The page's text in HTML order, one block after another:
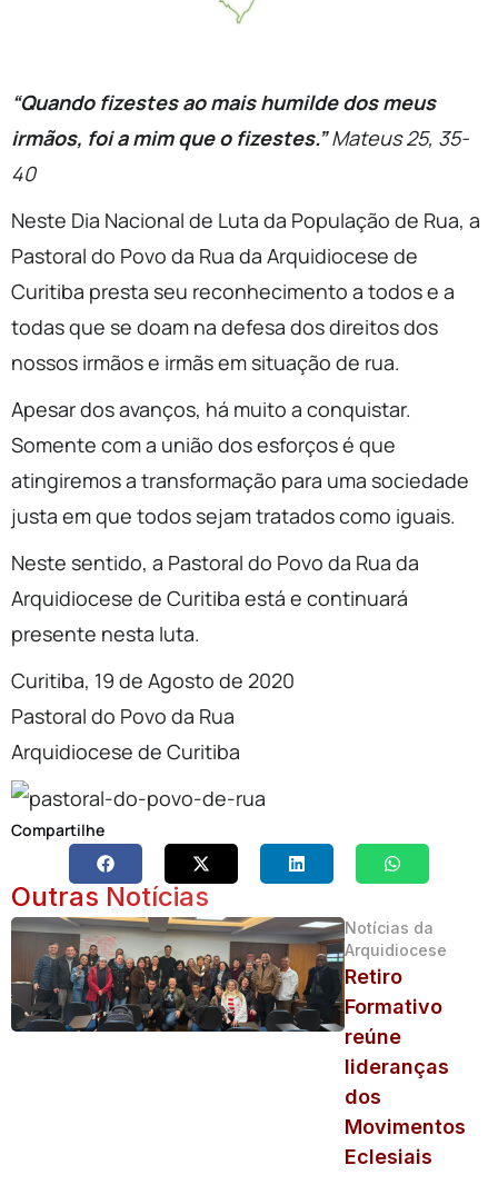
“Quando fizestes ao mais humilde dos meus
irmãos, foi a mim que o fizestes.”Mateus 25, 35-
40
Neste Dia Nacional de Luta da População de Rua, a
Pastoral do Povo da Rua da Arquidiocese de
Curitiba presta seu reconhecimento a todos e a
todas que se doam na defesa dos direitos dos
nossos irmãos e irmãs em situação de rua.
Apesar dos avanços, há muito a conquistar.
Somente com a união dos esforços é que
atingiremos a transformação para uma sociedade
justa em que todos sejam tratados como iguais.
Neste sentido, a Pastoral do Povo da Rua da
Arquidiocese de Curitiba está e continuará
presente nesta luta.
Curitiba, 19 de Agosto de 2020
Pastoral do Povo da Rua
Arquidiocese de Curitiba
Compartilhe
Outras Notícias
Notícias da
Arquidiocese
Retiro
Formativo
reúne
lideranças
dos
Movimentos
Eclesiais